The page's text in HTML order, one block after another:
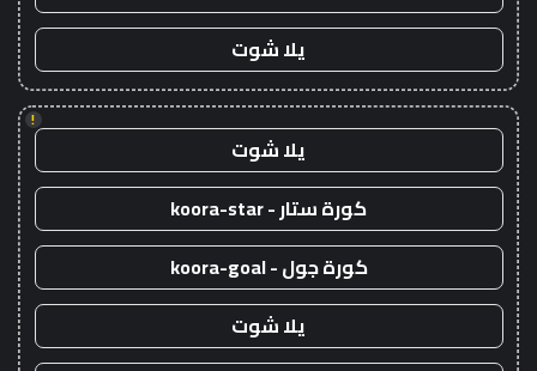
يلا شوت
!
يلا شوت
كورة ستار - koora-star
كورة جول - koora-goal
يلا شوت